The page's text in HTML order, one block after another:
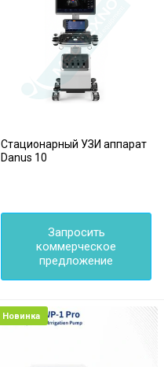
Стационарный УЗИ аппарат
Danus 10
Запросить
коммерческое
предложение
Новинка